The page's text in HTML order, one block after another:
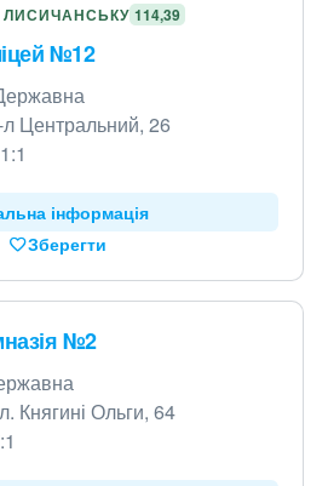
ЛИСИЧАНСЬКУ 114,39
№12
Центральний, 26
інформація
Зберегти
№2
Княгині Ольги, 64